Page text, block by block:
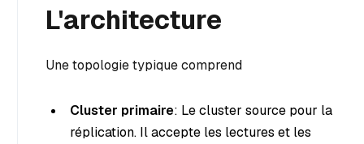
L'architecture
Une topologie typique comprend
Cluster primaire: Le cluster source pour la
réplication. Il accepte les lectures et les